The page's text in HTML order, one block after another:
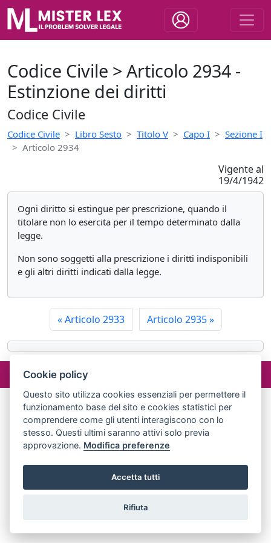
Codice Civile > Articolo 2934 -
Estinzione dei diritti
Codice Civile
Codice Civile Libro Sesto Titolo V Capo I
Sezione I
Articolo 2934
Vigente al
19/4/1942
Ogni diritto si estingue per prescrizione, quando il
titolare non lo esercita per il tempo determinato dalla
legge.
Non sono soggetti alla prescrizione i diritti indisponibili
e gli altri diritti indicati dalla legge.
«Articolo 2933 Articolo 2935»
©2024 misterlex.it -
Cookie policy
Questo sito utilizza cookies essenziali per permettere il
funzionamento base del sito e cookies statistici per
comprendere come gli utenti interagiscono con lo
stesso. Questi ultimi saranno attivi solo previa
approvazione. Modifica preferenze
Accetta tutti
Rifiuta